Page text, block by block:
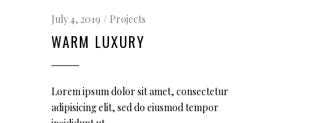
July 4, 2019 Projects
WARM LUXURY
Lorem ipsum dolor sit amet, consectetur
adipisicing elit, sed do eiusmod tempor